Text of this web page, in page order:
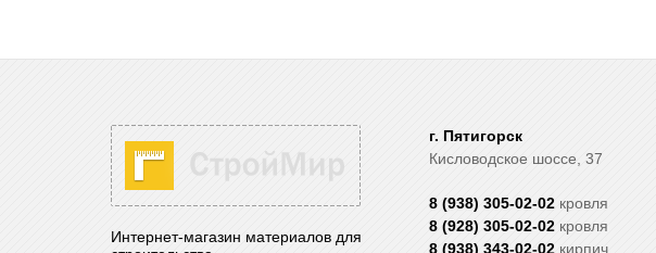
Интернет-магазин материалов для
г. Пятигорск
Кисловодское шоссе, 37
8 (938) 305-02-02кровля
8 (928) 305-02-02кровля
8 (938) 343-02-02кирпич